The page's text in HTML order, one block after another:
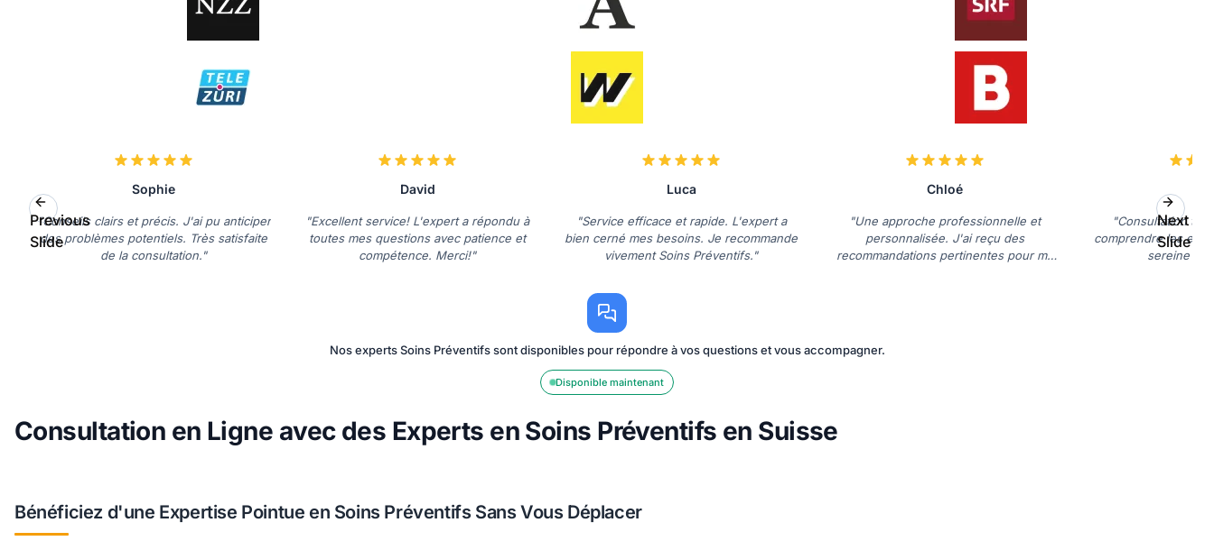
Sophie
"Conseils clairs et précis. J'ai pu anticiper
des problèmes potentiels. Très satisfaite
de la consultation."
David
"Excellent service! L'expert a répondu à
toutes mes questions avec patience et
compétence. Merci!"
Luca
"Service efficace et rapide. L'expert a
bien cerné mes besoins. Je recommande
vivement Soins Préventifs."
Chloé
"Une approche professionnelle et
personnalisée. J'ai reçu des
recommandations pertinentes pour ma
"Consultation
comprendre les
sereine
Previous
Slide
Next
Slide
Nos experts Soins Préventifs sont disponibles pour répondre à vos questions et vous accompagner.
Disponible maintenant
Consultation en Ligne avec des Experts en Soins Préventifs en Suisse
Bénéficiez d'une Expertise Pointue en Soins Préventifs Sans Vous Déplacer